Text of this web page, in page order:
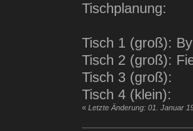
Tischplanung:
Tisch 1 (groß):
Tisch 2 (groß):
Tisch 3 (groß):
Tisch 4 (klein):
« Letzte Änderung: 01. Januar